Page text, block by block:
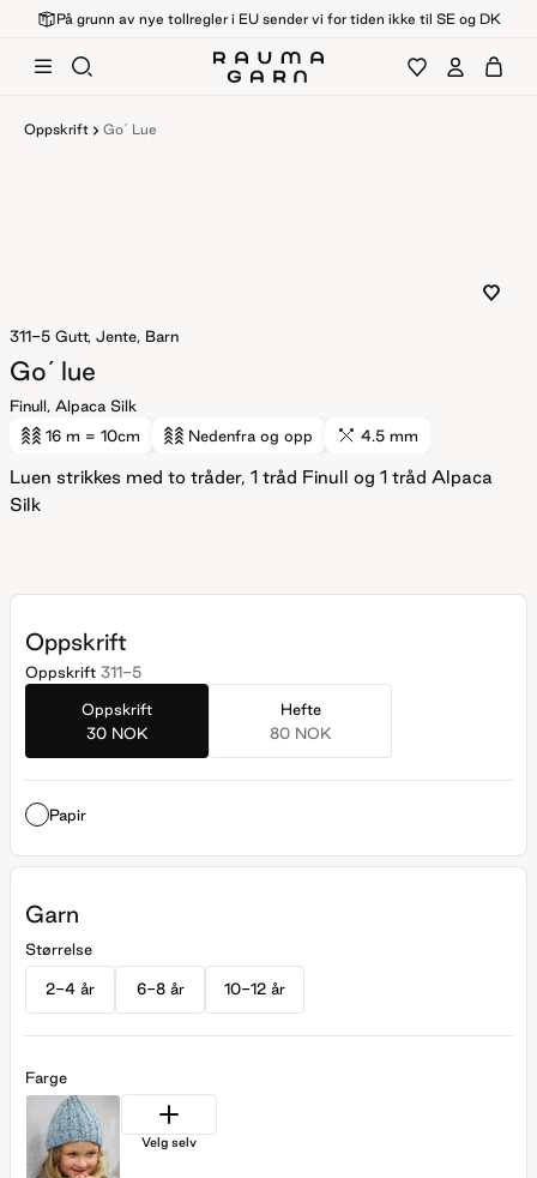
På grunn av nye tollregler i EU sender vi for tiden ikke til SE og DK
Oppskrift Go´lue
311-5 Gutt, Jente, Barn
Go´lue
Finull, Alpaca Silk
16 m = 10cm Nedenfra og opp 4.5 mm
Luen strikkes med to tråder, 1 tråd Finull og 1 tråd Alpaca
Silk
Oppskrift
Oppskrift 311-5
Oppskrift
30 NOK
Hefte
80 NOK
Papir
Garn
Størrelse
2-4 år 6-8 år 10-12 år
Farge
Velg selv